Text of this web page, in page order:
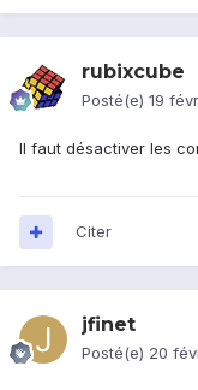
rubixcube
Posté(e) 19
Il faut désactiver les
Citer
jfinet
Posté(e) 20